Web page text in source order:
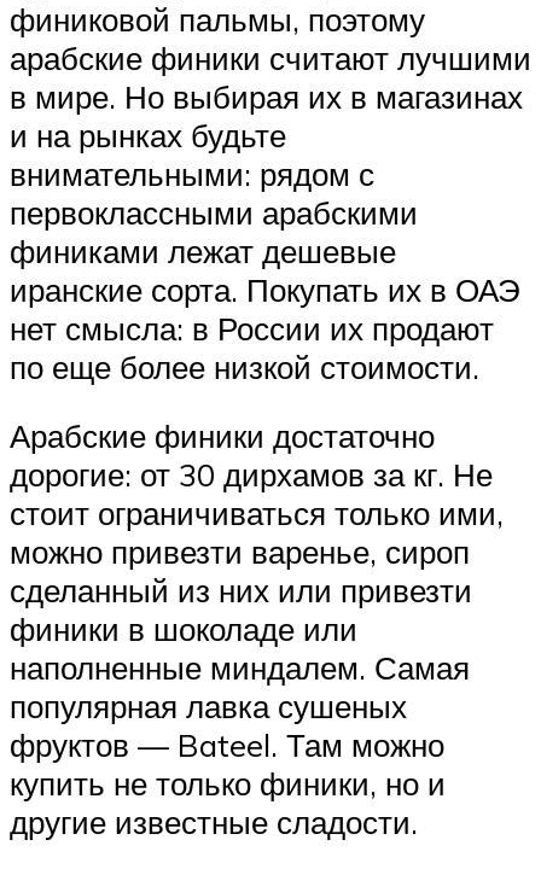
финиковой пальмы, поэтому
арабские финики считают лучшими
в мире. Но выбирая их в магазинах
и на рынках будьте
внимательными: рядом с
первоклассными арабскими
финиками лежат дешевые
иранские сорта. Покупать их в ОАЭ
нет смысла: в России их продают
по еще более низкой стоимости.
Арабские финики достаточно
дорогие: от 30 дирхамов за кг. Не
стоит ограничиваться только ими,
можно привезти варенье, сироп
сделанный из них или привезти
финики в шоколаде или
наполненные миндалем. Самая
популярная лавка сушеных
фруктов — Bateel. Там можно
купить не только финики, но и
другие известные сладости.